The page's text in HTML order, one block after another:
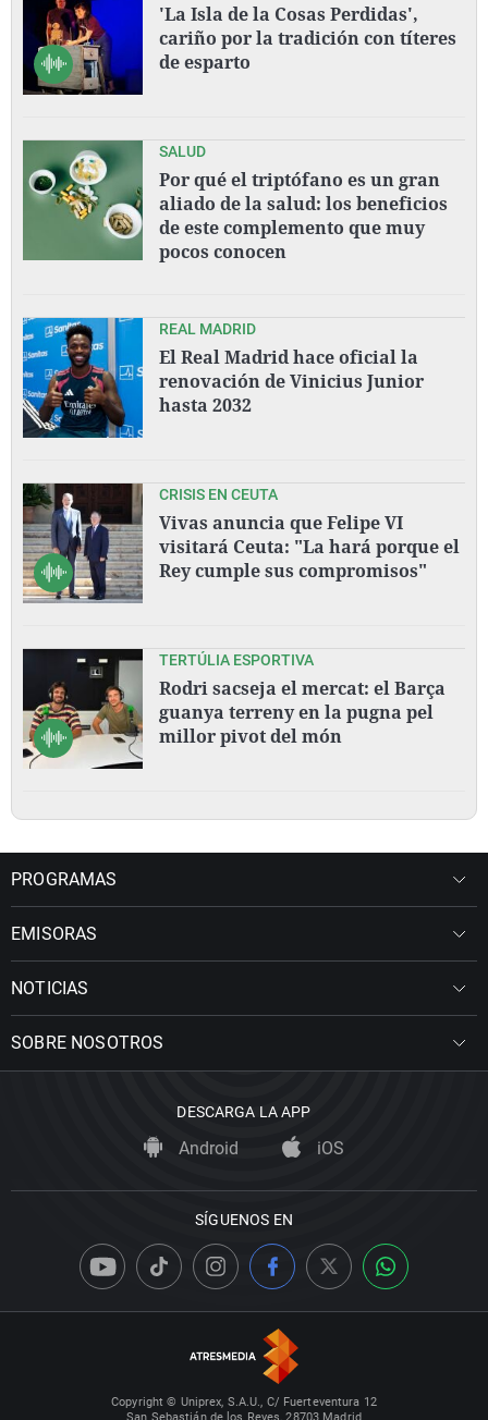
'La Isla de la Cosas Perdidas',
cariño por la tradición con títeres
de esparto
SALUD
Por qué el triptófano es un gran
aliado de la salud: los beneficios
de este complemento que muy
pocos conocen
REAL MADRID
El Real Madrid hace oficial la
renovación de Vinicius Junior
hasta 2032
CRISIS EN CEUTA
Vivas anuncia que Felipe VI
visitará Ceuta: "La hará porque el
Rey cumple sus compromisos"
TERTÚLIA ESPORTIVA
Rodri sacseja el mercat: el Barça
guanya terreny en la pugna pel
millor pivot del món
PROGRAMAS
EMISORAS
NOTICIAS
SOBRE NOSOTROS
DESCARGA LA APP
Android iOS
SÍGUENOS EN
Copyright © Uniprex, S.A.U., C/ Fuerteventura 12
San Sebastián de los Reyes, 28703 Madrid